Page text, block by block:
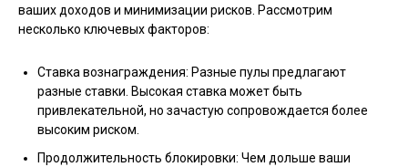
ваших доходов и минимизации рисков. Рассмотрим
несколько ключевых факторов:
Ставка вознаграждения: Разные пулы предлагают
разные ставки. Высокая ставка может быть
привлекательной, но зачастую сопровождается более
высоким риском.
Продолжительность блокировки: Чем дольше ваши